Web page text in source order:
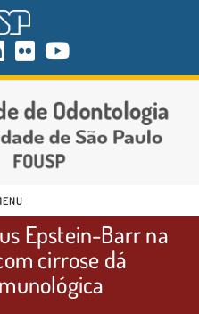
Epstein-Barr na
cirrose dá